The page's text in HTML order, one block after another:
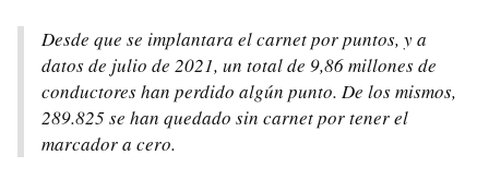
Desde que se implantara el carnet por puntos, y a
datos de julio de 2021, un total de 9,86 millones de
conductores han perdido algún punto. De los mismos,
289.825 se han quedado sin carnet por tener el
marcador a cero.